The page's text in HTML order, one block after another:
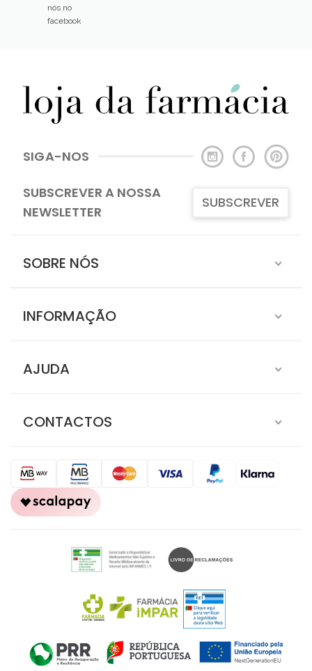
nós no
facebook
SIGA-NOS
SUBSCREVER A NOSSA
NEWSLETTER
SUBSCREVER
SOBRE NÓS
INFORMAÇÃO
AJUDA
CONTACTOS